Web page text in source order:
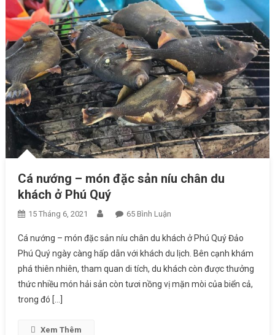
Cá nướng – món đặc sản níu chân du
khách ở Phú Quý
15 Tháng 6, 2021 65 Bình Luận
Phú Quý
Cá nướng – món đặc sản níu chân du khách ở Phú Quý Đảo
Phú Quý ngày càng hấp dẫn với khách du lịch. Bên cạnh khám
phá thiên nhiên, tham quan di tích, du khách còn được thưởng
thức nhiều món hải sản còn tươi nồng vị mặn mòi của biển cả,
trong đó […]
Xem Thêm